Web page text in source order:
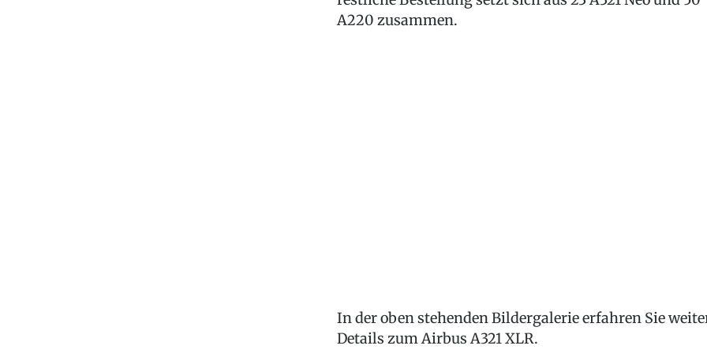
A220 zusammen.
In der oben stehenden Bildergalerie erfahren Sie
Details zum Airbus A321 XLR.